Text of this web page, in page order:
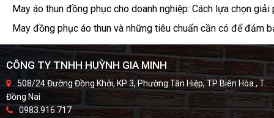
May áo thun đồng phục cho doanh nghiệp: Cách lựa chọn
May đồng phục áo thun và những tiêu chuẩn cần có để đảm
CÔNG TY TNHH HUỲNH GIA MINH
508/24 Đường Đồng Khởi, KP 3, Phường Tân Hiệp, TP Biên Hòa , T.
Đồng Nai
0983.916.717